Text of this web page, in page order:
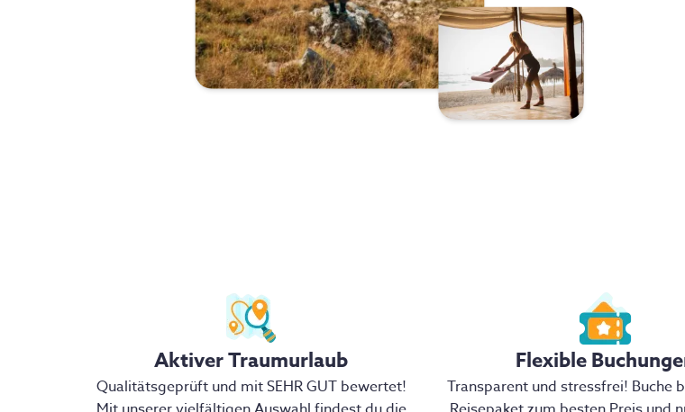
Aktiver Traumurlaub
Qualitätsgeprüft und mit SEHR GUT bewertet!
Flexible
Transparent und stressfrei! Buche